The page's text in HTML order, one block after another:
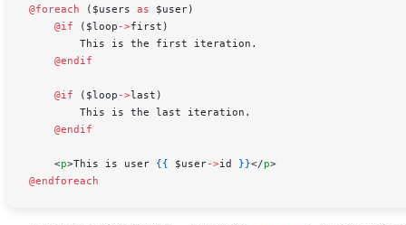
@foreach ( $users as $user)
    @if
( $loop ->first )
        This is the first iteration.
    @endif
    @if
( $loop ->last )
        This is the last iteration.
    @endif
    <
p>This is user {{ $user->id }}</p>
@endforeach